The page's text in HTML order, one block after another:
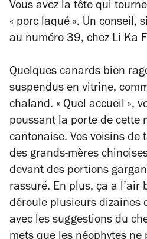
Vous avez la tête qui
« porc laqué ». Un conseil,
au numéro 39, chez Li Ka
Quelques canards bien
suspendus en vitrine,
chaland. « Quel accueil »,
poussant la porte de cette
cantonaise. Vos voisins de
des grands-mères
devant des portions
rassuré. En plus, ça a l’air
déroule plusieurs dizaines
avec les suggestions du